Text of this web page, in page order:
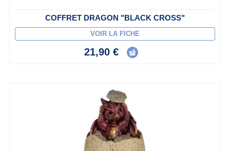
COFFRET DRAGON "BLACK CROSS"
VOIR LA FICHE
21,90 €